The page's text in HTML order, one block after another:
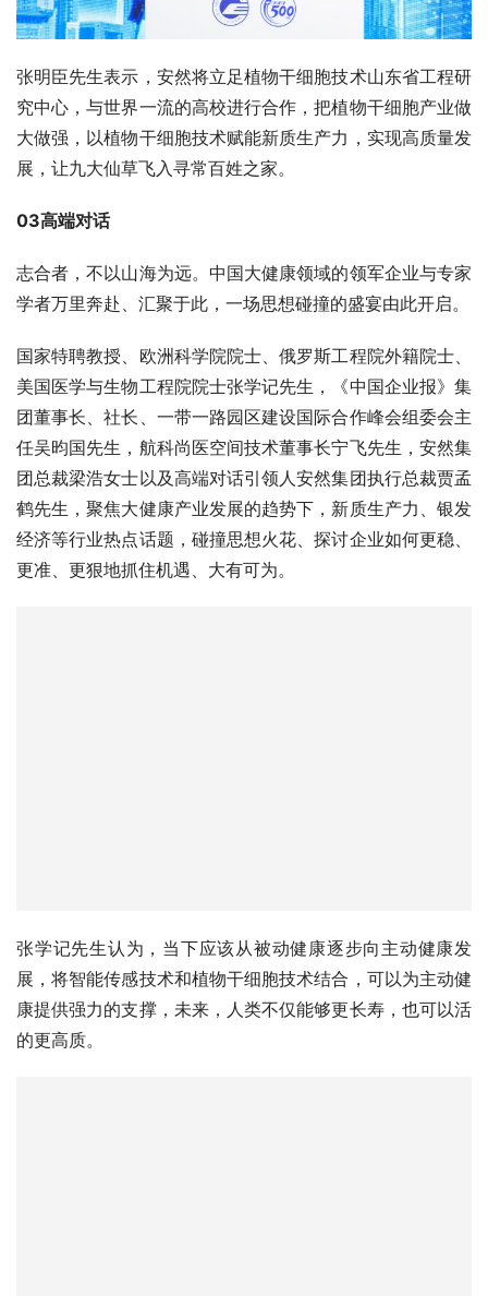
张明臣先生表示，安然将立足植物干细胞技术山东省工程研
究中心，与世界一流的高校进行合作，把植物干细胞产业做
大做强，以植物干细胞技术赋能新质生产力，实现高质量发
展，让九大仙草飞入寻常百姓之家。
03高端对话
志合者，不以山海为远。中国大健康领域的领军企业与专家
学者万里奔赴、汇聚于此，一场思想碰撞的盛宴由此开启。
国家特聘教授、欧洲科学院院士、俄罗斯工程院外籍院士、
美国医学与生物工程院院士张学记先生，《中国企业报》集
团董事长、社长、一带一路园区建设国际合作峰会组委会主
任吴昀国先生，航科尚医空间技术董事长宁飞先生，安然集
团总裁梁浩女士以及高端对话引领人安然集团执行总裁贾孟
鹤先生，聚焦大健康产业发展的趋势下，新质生产力、银发
经济等行业热点话题，碰撞思想火花、探讨企业如何更稳、
更准、更狠地抓住机遇、大有可为。
张学记先生认为，当下应该从被动健康逐步向主动健康发
展，将智能传感技术和植物干细胞技术结合，可以为主动健
康提供强力的支撑，未来，人类不仅能够更长寿，也可以活
的更高质。